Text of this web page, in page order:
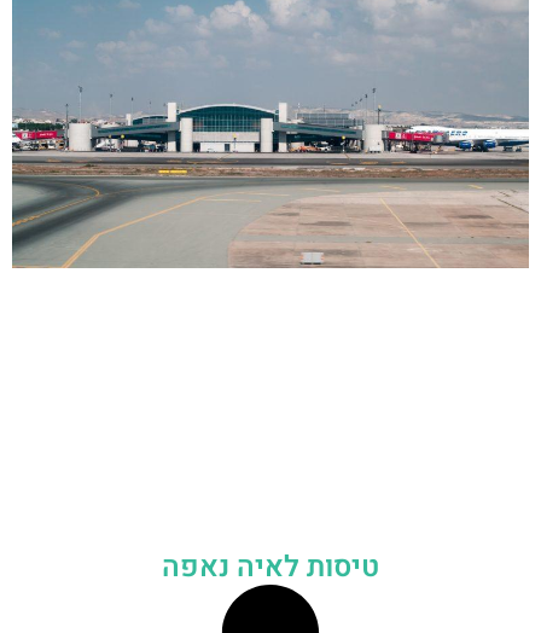
טיסות לאיה נאפה